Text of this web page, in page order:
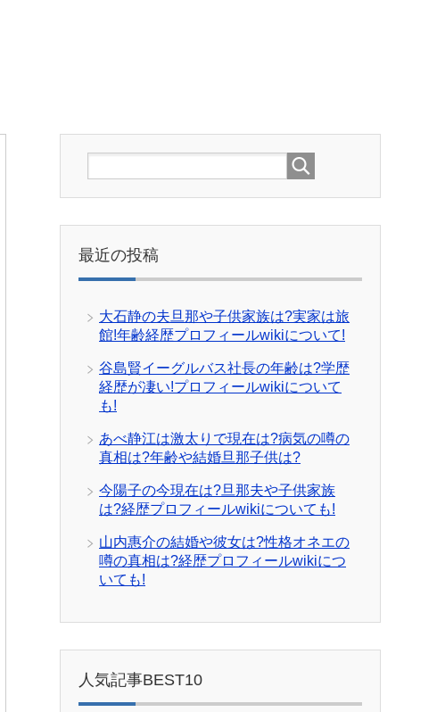
最近の投稿
大石静の夫旦那や子供家族は?実家は旅
館!年齢経歴プロフィールwikiについて!
谷島賢イーグルバス社長の年齢は?学歴
経歴が凄い!プロフィールwikiについて
も!
あべ静江は激太りで現在は?病気の噂の
真相は?年齢や結婚旦那子供は?
今陽子の今現在は?旦那夫や子供家族
は?経歴プロフィールwikiについても!
山内惠介の結婚や彼女は?性格オネエの
噂の真相は?経歴プロフィールwikiにつ
いても!
人気記事BEST10